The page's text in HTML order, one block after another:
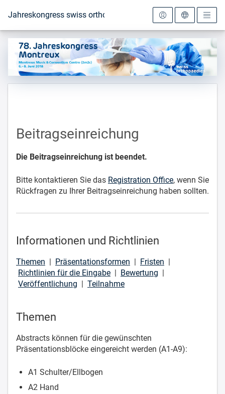
Zur Startseite
Jahreskongress swiss orthopaedics 2018
Beitragseinreichung
Die Beitragseinreichung ist beendet.
Bitte kontaktieren Sie das Registration Office, wenn Sie
Rückfragen zu Ihrer Beitragseinreichung haben sollten.
Informationen und Richtlinien
Themen | Präsentationsformen | Fristen |
Richtlinien für die Eingabe | Bewertung |
Veröffentlichung | Teilnahme
Themen
Abstracts können für die gewünschten
Präsentationsblöcke eingereicht werden (A1-A9):
A1 Schulter/Ellbogen
A2 Hand